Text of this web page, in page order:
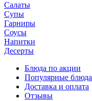
Салаты
Супы
Гарниры
Соусы
Напитки
Десерты
Блюда по акции
Популярные блюда
Доставка и оплата
Отзывы